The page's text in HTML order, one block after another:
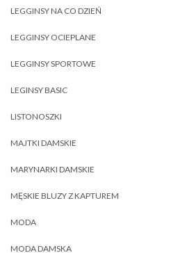
LEGGINSY NA CO DZIEŃ
LEGGINSY OCIEPLANE
LEGGINSY SPORTOWE
LEGINSY BASIC
LISTONOSZKI
MAJTKI DAMSKIE
MARYNARKI DAMSKIE
MĘSKIE BLUZY Z KAPTUREM
MODA
MODA DAMSKA